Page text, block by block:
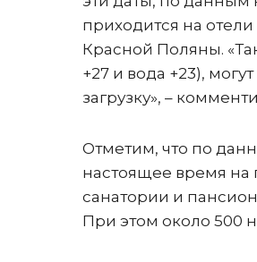
приходится на
Красной Поляны.
+27 и вода +23),
загрузку», –
Отметим, что по
настоящее время на
санатории и
При этом около 500